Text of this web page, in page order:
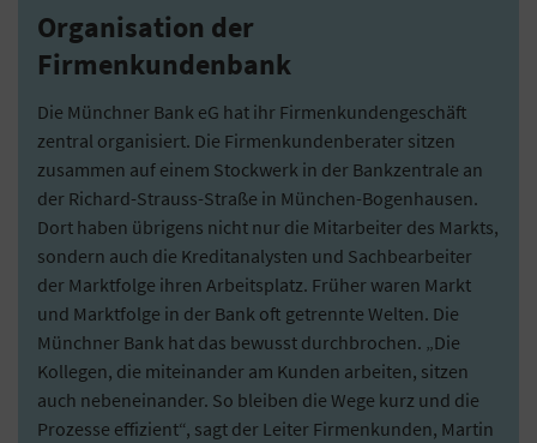
Organisation der
Firmenkundenbank
Die Münchner Bank eG hat ihr Firmenkundengeschäft
zentral organisiert. Die Firmenkundenberater sitzen
zusammen auf einem Stockwerk in der Bankzentrale an
der Richard-Strauss-Straße in München-Bogenhausen.
Dort haben übrigens nicht nur die Mitarbeiter des Markts,
sondern auch die Kreditanalysten und Sachbearbeiter
der Marktfolge ihren Arbeitsplatz. Früher waren Markt
und Marktfolge in der Bank oft getrennte Welten. Die
Münchner Bank hat das bewusst durchbrochen. „Die
Kollegen, die miteinander am Kunden arbeiten, sitzen
auch nebeneinander. So bleiben die Wege kurz und die
Prozesse effizient“, sagt der Leiter Firmenkunden, Martin